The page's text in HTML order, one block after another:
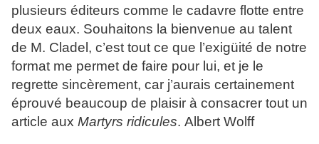
plusieurs éditeurs comme le cadavre flotte entre
deux eaux. Souhaitons la bienvenue au talent
de M. Cladel, c’est tout ce que l’exigüité de notre
format me permet de faire pour lui, et je le
regrette sincèrement, car j’aurais certainement
éprouvé beaucoup de plaisir à consacrer tout un
article aux Martyrs ridicules. Albert Wolff